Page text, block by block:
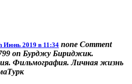
Июнь 2019 в 11:34 none Comment
on Бурджу Бириджик.
Фильмография. Личная жизнь